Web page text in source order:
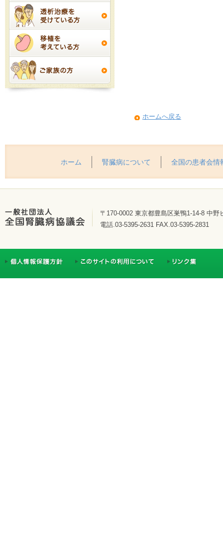
ホームへ戻る
ホーム 腎臓病について 全国の患者会情
〒170-0002 東京都豊島区巣鴨1-14-8 中野
電話.03-5395-2631 FAX.03-5395-2831